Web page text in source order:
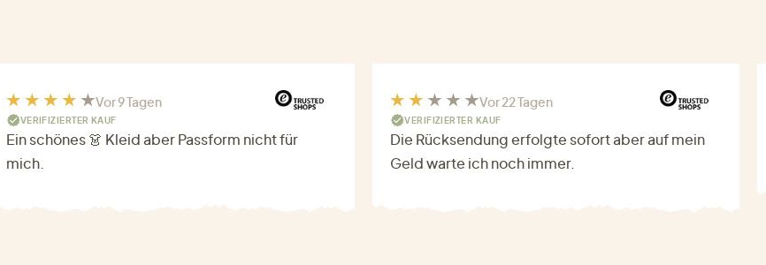
Vor 9 Tagen
VERIFIZIERTER KAUF
Ein schönes 👗 Kleid aber Passform nicht für
mich.
Vor 22 Tagen
VERIFIZIERTER KAUF
Die Rücksendung erfolgte sofort aber auf mein
Geld warte ich noch immer.